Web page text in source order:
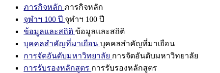
ภารกิจหลัก ภารกิจหลัก
จุฬาฯ 100 ปี จุฬาฯ 100 ปี
ข้อมูลและสถิติ ข้อมูลและสถิติ
บุคคลสำคัญที่มาเยือน บุคคลสำคัญที่มาเยือน
การจัดอันดับมหาวิทยาลัย การจัดอันดับมหาวิทยาลัย
การรับรองหลักสูตร การรับรองหลักสูตร